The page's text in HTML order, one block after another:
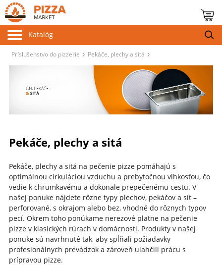
Katalóg
Príslušenstvo do pizzerie Pekáče, plechy a sitá
Pekáče, plechy a sitá
Pekáče, plechy a sitá na pečenie pizze pomáhajú s
optimálnou cirkuláciou vzduchu a prebytočnou vlhkosťou, čo
vedie k chrumkavému a dokonale prepečenému cestu. V
našej ponuke nájdete rôzne typy plechov, pekáčov a sít –
perforované, s okrajom alebo bez, vhodné do rôznych typov
pecí. Okrem toho ponúkame nerezové platne na pečenie
pizze v klasických rúrach v domácnosti. Produkty v našej
ponuke sú navrhnuté tak, aby spĺňali požiadavky
profesionálnych prevádzok a zároveň uľahčili prácu s
prípravou pizze.